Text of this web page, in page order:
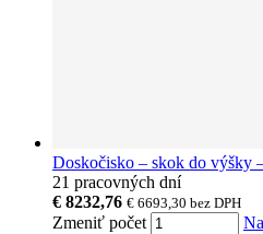
Doskočisko – skok do výšky
21 pracovných dní
€ 8232,76 € 6693,30 bez DPH
Zmeniť počet